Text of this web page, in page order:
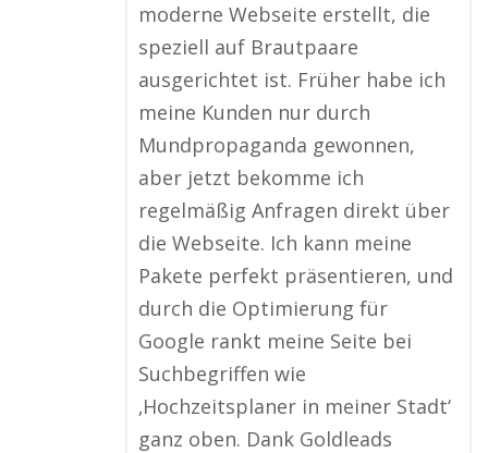
moderne Webseite erstellt, die
speziell auf Brautpaare
ausgerichtet ist. Früher habe ich
meine Kunden nur durch
Mundpropaganda gewonnen,
aber jetzt bekomme ich
regelmäßig Anfragen direkt über
die Webseite. Ich kann meine
Pakete perfekt präsentieren, und
durch die Optimierung für
Google rankt meine Seite bei
Suchbegriffen wie
‚Hochzeitsplaner in meiner Stadt‘
ganz oben. Dank Goldleads